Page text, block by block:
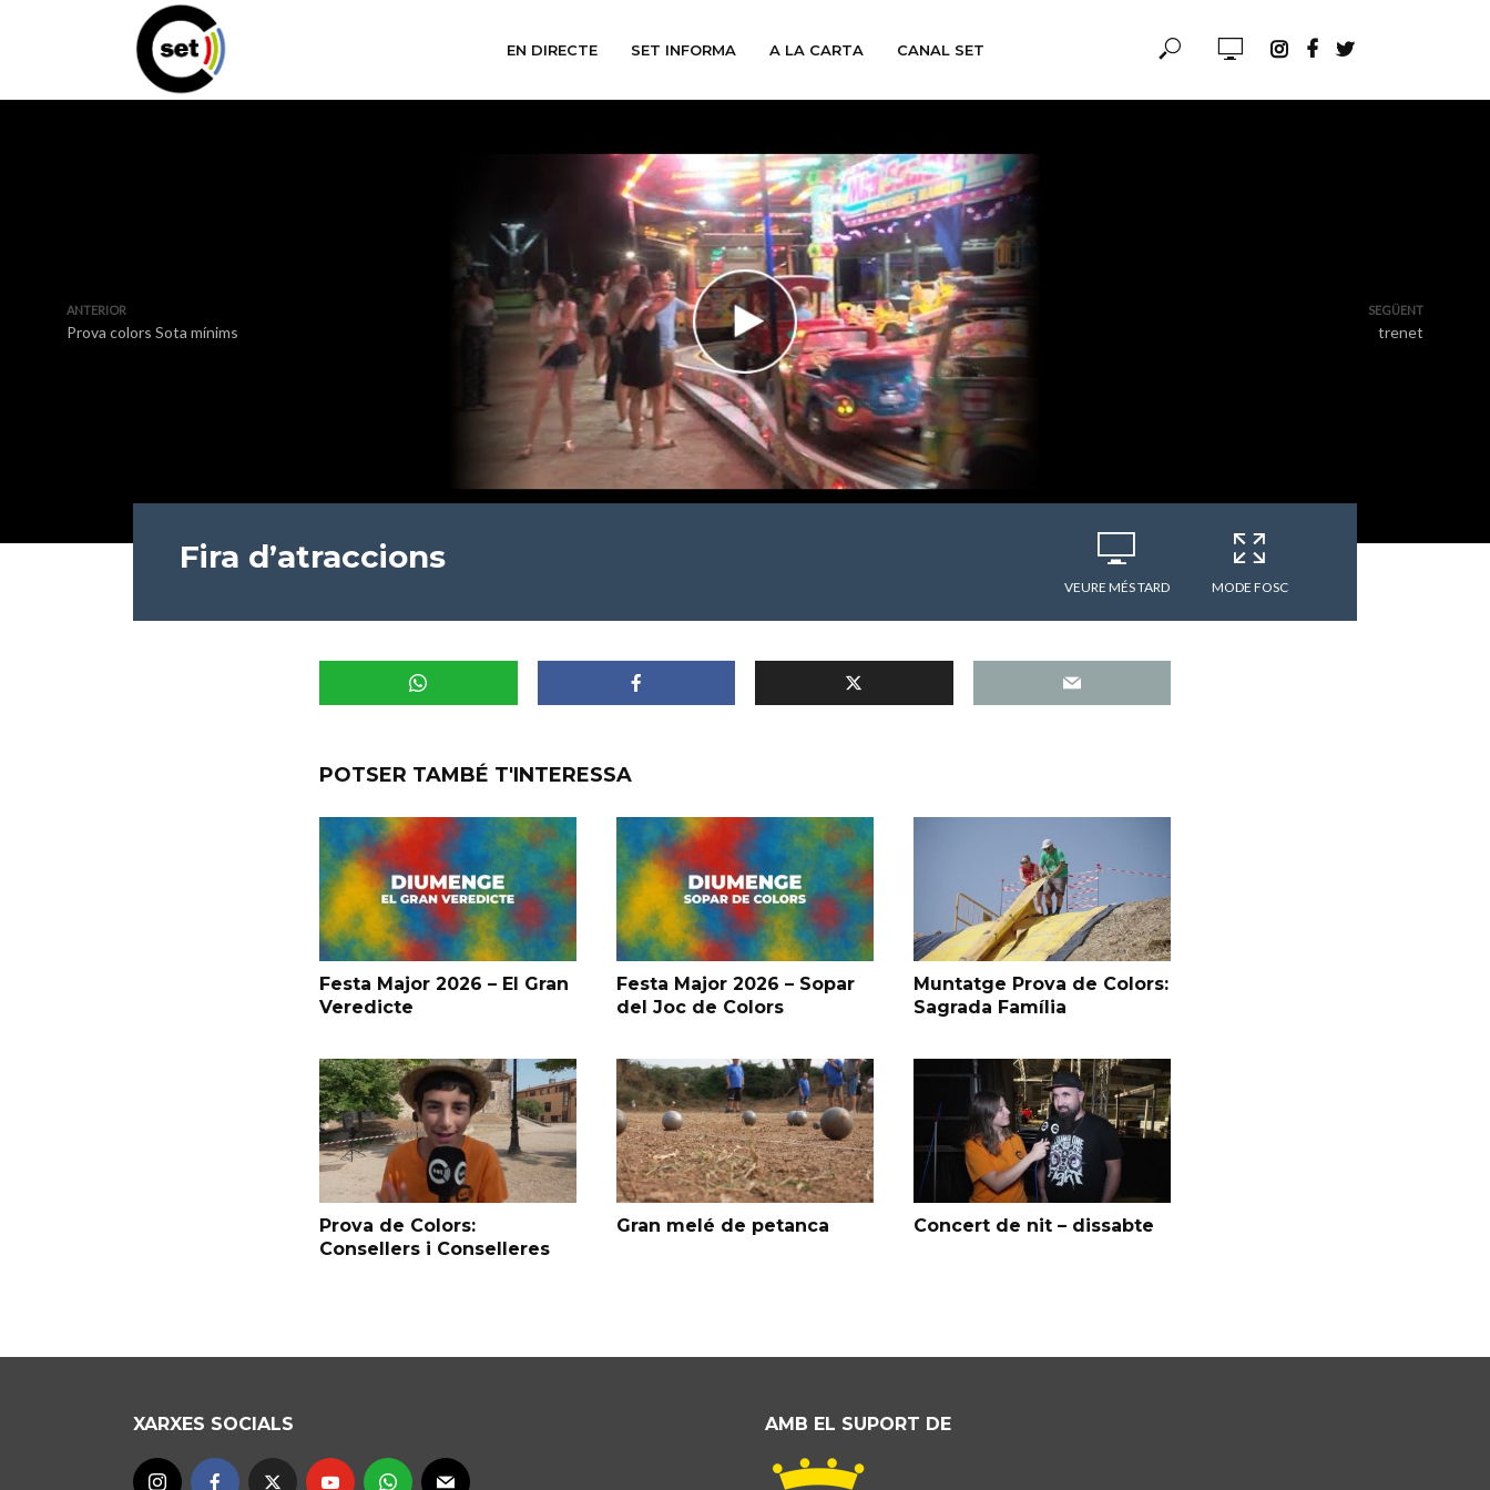
EN DIRECTE SET INFORMA A LA CARTA CANAL SET
ANTERIOR
Prova colors Sota mínims
SEGÜENT
trenet
Fira d’atraccions
VEURE MÉS TARD MODE FOSC
POTSER TAMBÉ T'INTERESSA
Festa Major 2026 – El Gran
Veredicte
Festa Major 2026 – Sopar
del Joc de Colors
Muntatge Prova de Colors:
Sagrada Família
Prova de Colors:
Consellers i Conselleres
Gran melé de petanca Concert de nit – dissabte
XARXES SOCIALS AMB EL SUPORT DE